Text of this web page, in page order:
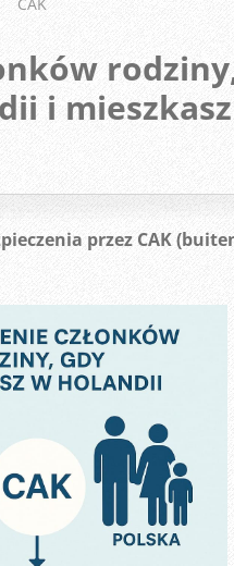
i
przez CAK